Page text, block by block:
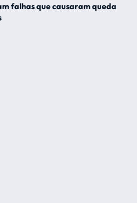
falhas que causaram queda